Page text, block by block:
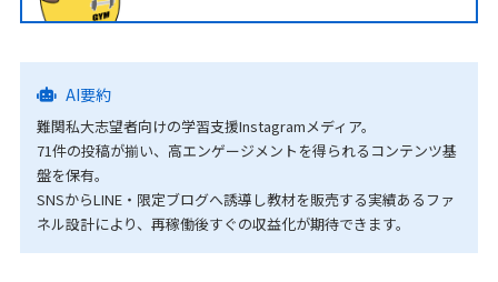
AI要約
難関私大志望者向けの学習支援Instagramメディア。
71件の投稿が揃い、高エンゲージメントを得られるコンテンツ基
盤を保有。
SNSからLINE・限定ブログへ誘導し教材を販売する実績あるファ
ネル設計により、再稼働後すぐの収益化が期待できます。